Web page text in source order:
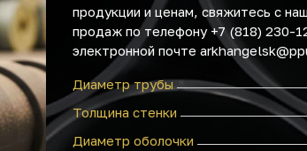
продукции и ценам, свяжитесь с
продаж по телефону +7 (818) 230-
электронной почте
Диаметр трубы
Толщина стенки
Диаметр оболочки